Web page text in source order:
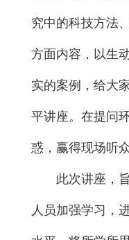
究中的科技方法
方面内容，以生
实的案例，给大
平讲座。在提问
惑，赢得现场听
此次讲座，
人员加强学习，